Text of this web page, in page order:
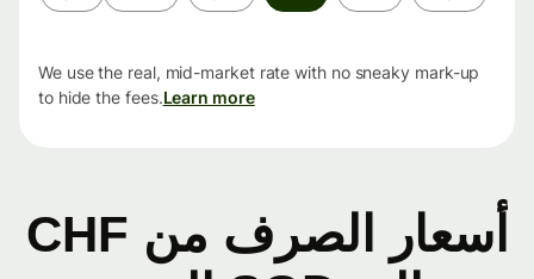
الزمنية
We use the real, mid-market rate with no sneaky mark-up
to hide the fees.Learn more
أسعار الصرف من CHF